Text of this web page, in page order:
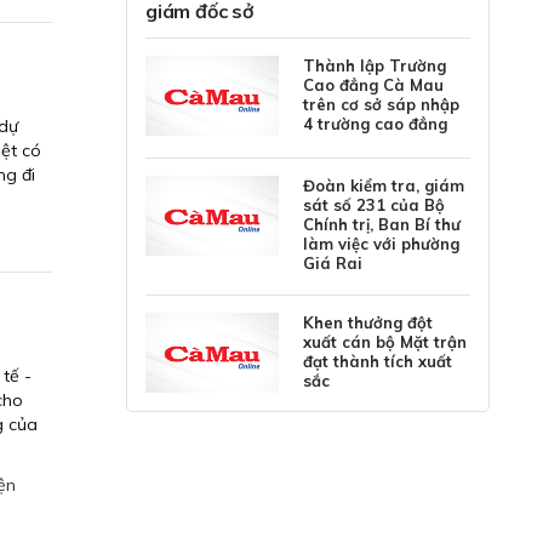
có
đi
tế -
của
giám đốc sở
Thành lập Trường
Cao đẳng Cà Mau
trên cơ sở sáp nhập
4 trường cao đẳng
Đoàn kiểm tra, giám
sát số 231 của Bộ
Chính trị, Ban Bí thư
làm việc với phường
Giá Rai
Khen thưởng đột
xuất cán bộ Mặt trận
đạt thành tích xuất
sắc